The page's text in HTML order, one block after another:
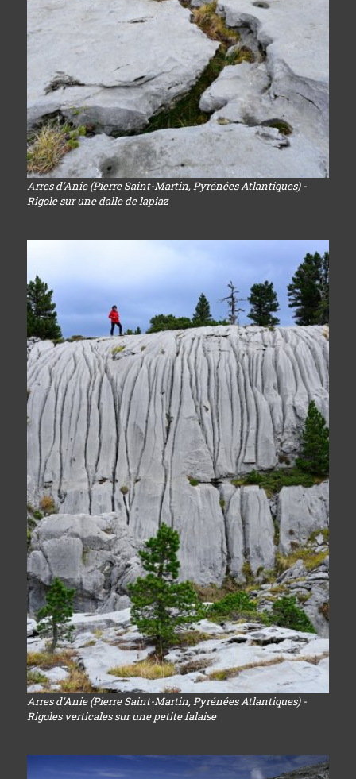
Arres d'Anie (Pierre Saint-Martin, Pyrénées Atlantiques) -
Rigole sur une dalle de lapiaz
Arres d'Anie (Pierre Saint-Martin, Pyrénées Atlantiques) -
Rigoles verticales sur une petite falaise